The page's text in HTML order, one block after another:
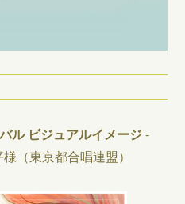
ル ビジュアルイメージ-
（東京都合唱連盟）